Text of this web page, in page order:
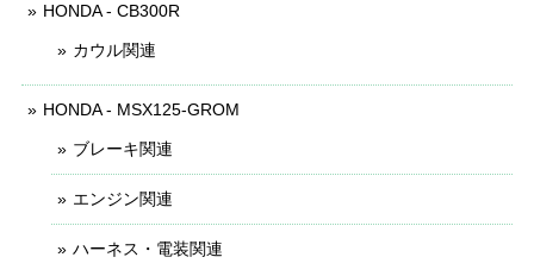
HONDA - CB300R
カウル関連
HONDA - MSX125-GROM
ブレーキ関連
エンジン関連
ハーネス・電装関連